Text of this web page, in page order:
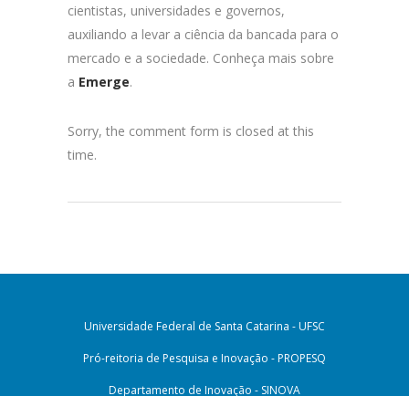
cientistas, universidades e governos,
auxiliando a levar a ciência da bancada para o
mercado e a sociedade. Conheça mais sobre
a Emerge.
Sorry, the comment form is closed at this
time.
Universidade Federal de Santa Catarina - UFSC
Pró-reitoria de Pesquisa e Inovação - PROPESQ
Departamento de Inovação - SINOVA